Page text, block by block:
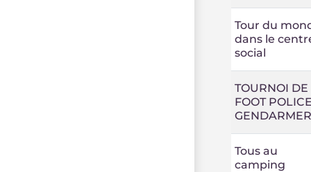
Tour du
dans le
social
TOURNOI DE
FOOT
Tous au
camping